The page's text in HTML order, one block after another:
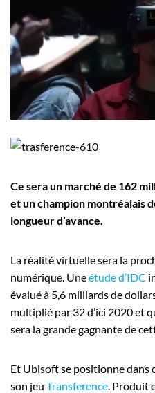
Publiez une offre d'emploi
Ce sera un marché de 162
et un champion montréalais
longueur d’avance.
La réalité virtuelle sera la
numérique. Uneétude d’IDC
évalué à 5,6 milliards de
multiplié par 32 d’ici 2020 et
sera la grande gagnante de
Et Ubisoft se positionne dans
son jeu Transference. Produit